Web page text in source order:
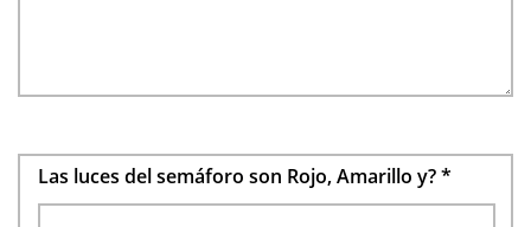
Las luces del semáforo son Rojo, Amarillo y?*